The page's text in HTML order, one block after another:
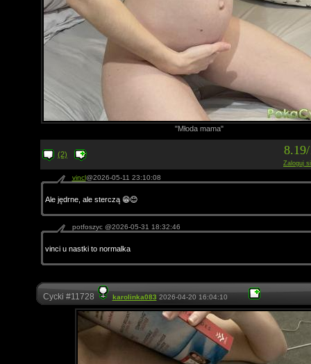
"Młoda mama"
(2)
Zaloguj
vincl@2026-05-11 23:10:08
Ale jędrne, ale sterczą 😁😊
potfoszyc @2026-05-31 18:32:46
vinci u nastki to normalka
Cycki #11728 karolinka083 2026-04-20 16:04:10